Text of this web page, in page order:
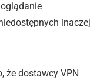
inaczej
że dostawcy VPN